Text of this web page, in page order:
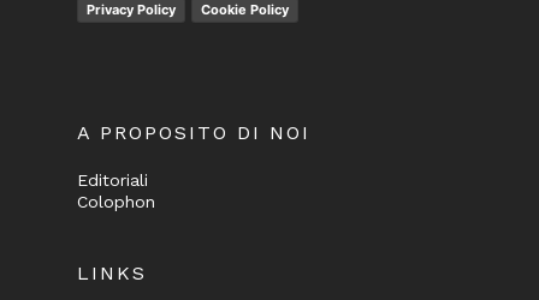
Privacy Policy Cookie Policy
A PROPOSITO DI NOI
Editoriali
Colophon
LINKS